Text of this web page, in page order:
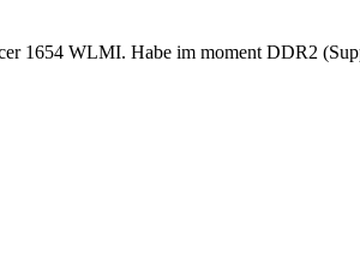
1654 WLMI. Habe im moment DDR2